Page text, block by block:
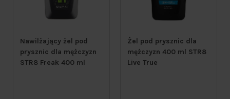
Nawilżający żel pod
prysznic dla mężczyzn
STR8 Freak 400 ml
Żel pod prysznic dla
mężczyzn 400 ml STR8
Live True